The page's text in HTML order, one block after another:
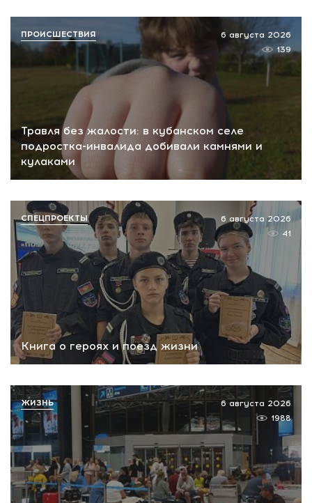
Травля без жалости: в кубанском селе
подростка-инвалида добивали камнями и
кулаками
6 августа 2026
139
ПРОИСШЕСТВИЯ
Книга о героях и поезд жизни
6 августа 2026
41
СПЕЦПРОЕКТЫ
6 августа 2026
1988
ЖИЗНЬ